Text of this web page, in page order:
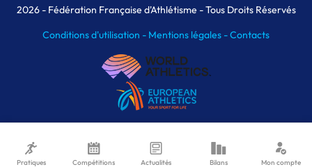
MAIF Ekiden de Paris
2026- Fédération Française d'Athlétisme - Tous Droits Réservés
Conditions d'utilisation - Mentions légales -Contacts
Pratiques Compétitions Actualités Bilans Mon compte